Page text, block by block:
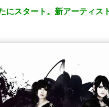
にスタート。新アーティス